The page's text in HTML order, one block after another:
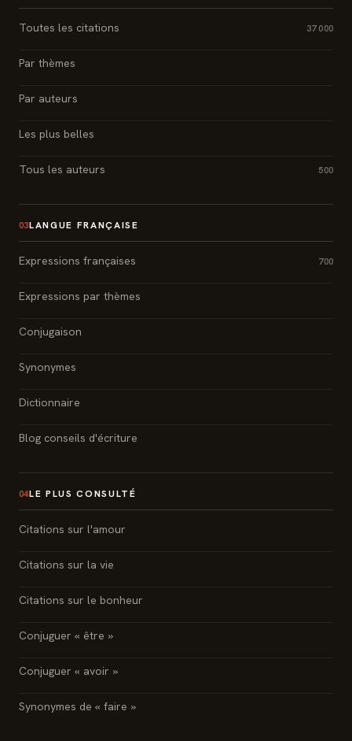
Toutes les citations 37 000
Par thèmes
Par auteurs
Les plus belles
Tous les auteurs 500
03LANGUE FRANÇAISE
Expressions françaises 700
Expressions par thèmes
Conjugaison
Synonymes
Dictionnaire
Blog conseils d'écriture
04LE PLUS CONSULTÉ
Citations sur l'amour
Citations sur la vie
Citations sur le bonheur
Conjuguer « être »
Conjuguer « avoir »
Synonymes de « faire »